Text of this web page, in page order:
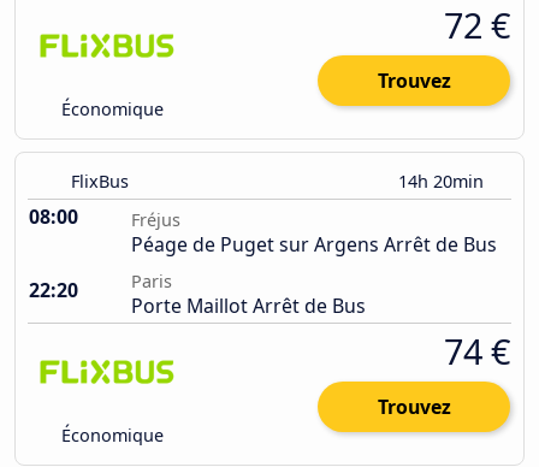
Économique
72 €
Trouvez
FlixBus 14h 20min
08:00 Fréjus
Péage de Puget sur Argens Arrêt de Bus
22:20
Paris
Porte Maillot Arrêt de Bus
Économique
74 €
Trouvez